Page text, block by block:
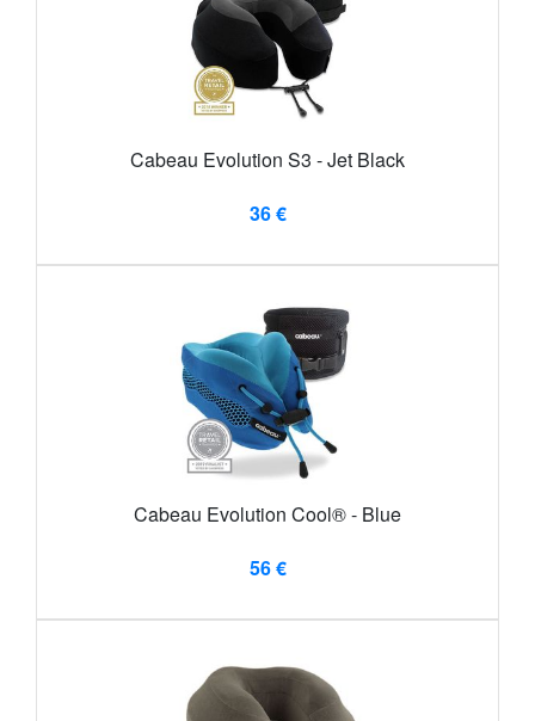
Cabeau Evolution S3 - Jet Black
36 €
Cabeau Evolution Cool® - Blue
56 €